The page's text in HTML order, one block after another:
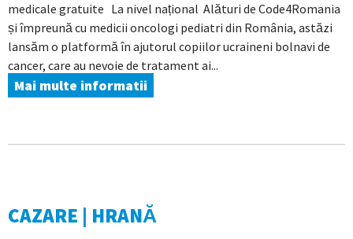
medicale gratuite La nivel național Alături de Code4Romania
și împreună cu medicii oncologi pediatri din România, astăzi
lansăm o platformă în ajutorul copiilor ucraineni bolnavi de
cancer, care au nevoie de tratament ai...
Mai multe informatii
CAZARE | HRANĂ